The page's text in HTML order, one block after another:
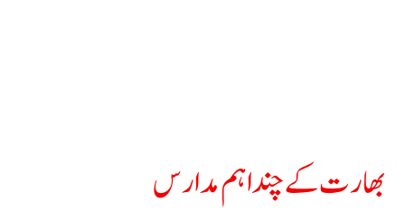
بھارت کے چند اہم مدارس